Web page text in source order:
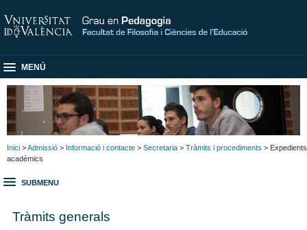
MENÚ
Inici >Admissió > Informació i contacte > Secretaria > Tràmits i procediments > Expedients
acadèmics
SUBMENU
Tràmits generals